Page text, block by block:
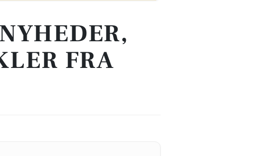
FRA